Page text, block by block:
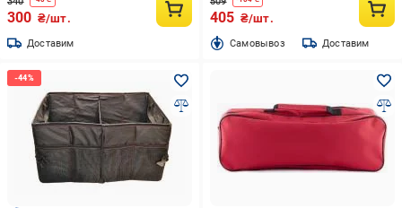
300 ₴/шт.
Доставим
405 ₴/шт.
Cамовывоз Доставим